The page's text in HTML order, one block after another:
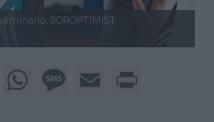
SOROPTIMIST
MeneameWhatsAppMessage
Email